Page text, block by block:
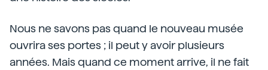
Nous ne savons pas quand le nouveau musée
ouvrira ses portes ; il peut y avoir plusieurs
années. Mais quand ce moment arrive, il ne fait